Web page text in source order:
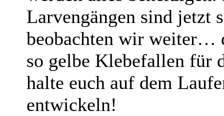
Larvengängen sind jetzt
beobachten wir weiter…
so gelbe Klebefallen für
halte euch auf dem
entwickeln!